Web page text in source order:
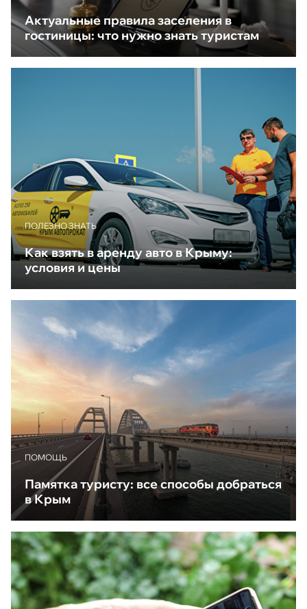
Актуальные правила заселения в
гостиницы: что нужно знать туристам
ПОЛЕЗНО ЗНАТЬ
Как взять в аренду авто в Крыму:
условия и цены
ПОМОЩЬ
Памятка туристу: все способы добраться
в Крым